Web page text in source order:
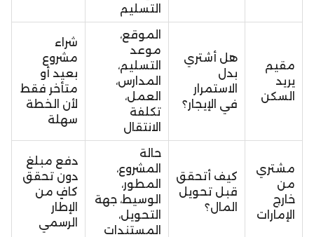
التسليم
مقيم
يريد
السكن
هل أشتري
بدل
الاستمرار
في الإيجار؟
الموقع،
موعد
التسليم،
المدارس،
العمل،
تكلفة
الانتقال
شراء
مشروع
بعيد أو
متأخر فقط
لأن الخطة
سهلة
مشتري
من
خارج
الإمارات
كيف أتحقق
قبل تحويل
المال؟
حالة
المشروع،
المطور،
الوسيط، جهة
التحويل،
المستندات
دفع مبلغ
دون تحقق
كافٍ من
الإطار
الرسمي